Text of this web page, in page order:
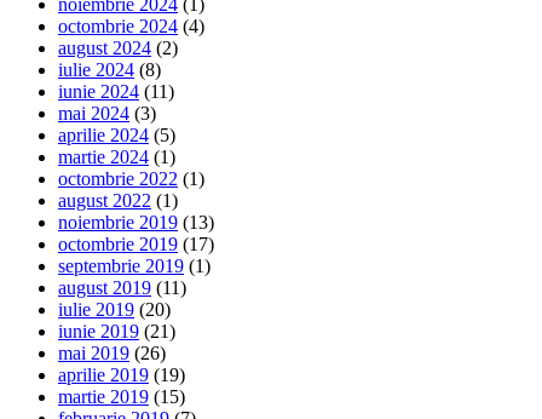
octombrie 2024 (4)
august 2024 (2)
iulie 2024 (8)
iunie 2024 (11)
mai 2024 (3)
aprilie 2024 (5)
martie 2024 (1)
octombrie 2022 (1)
august 2022 (1)
noiembrie 2019 (13)
octombrie 2019 (17)
septembrie 2019 (1)
august 2019 (11)
iulie 2019 (20)
iunie 2019 (21)
mai 2019 (26)
aprilie 2019 (19)
martie 2019 (15)